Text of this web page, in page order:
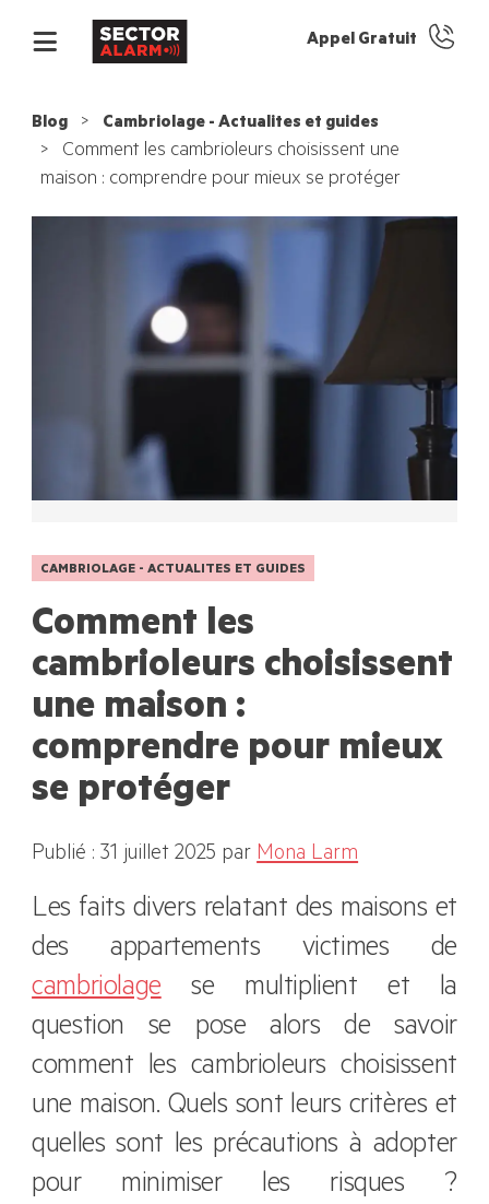
Appel Gratuit
Blog Cambriolage - Actualites et guides
Comment les cambrioleurs choisissent une
maison : comprendre pour mieux se protéger
CAMBRIOLAGE - ACTUALITES ET GUIDES
Comment les
cambrioleurs choisissent
une maison :
comprendre pour mieux
se protéger
Publié : 31 juillet 2025 par Mona Larm
Les faits divers relatant des maisons et
des appartements victimes de
cambriolage
se multiplient et la
question se pose alors de savoir
comment les cambrioleurs choisissent
une maison. Quels sont leurs critères et
quelles sont les précautions à adopter
pour minimiser les risques ?